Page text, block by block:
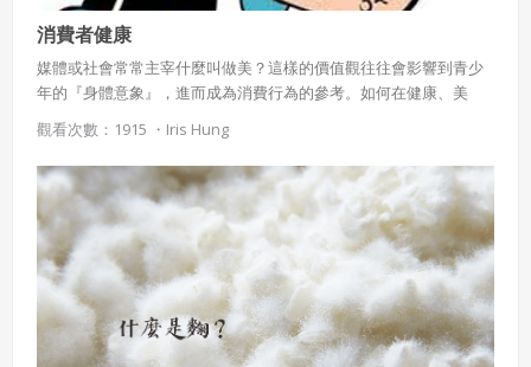
消費者健康
媒體或社會常常主宰什麼叫做美？這樣的價值觀往往會影響到青少
年的『身體意象』，進而成為消費行為的參考。如何在健康、美
容、瘦身相關的消費行為中，避免掉可能潛藏的風險；而身為一位
消費者如何為自己的權益把關，又有哪些應盡的義務呢？一起來為
你自己和家人學習這些生活化又實用的內容吧！
觀看次數：1915 ・ Iris Hung